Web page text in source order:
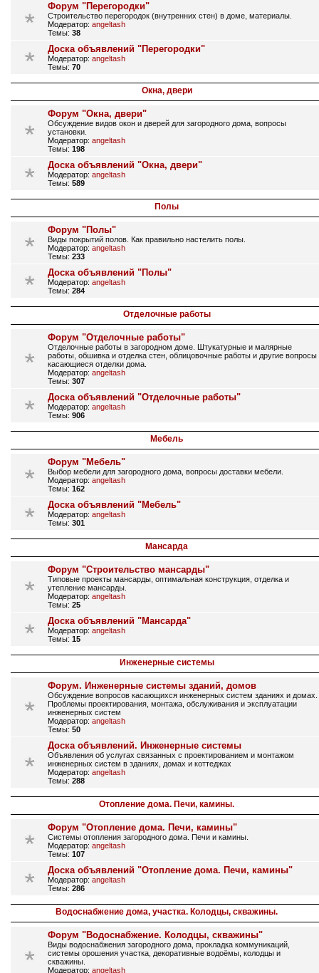
Форум "Перегородки"
Строительство перегородок (внутренних стен) в доме, материалы.
Модератор: angeltash
Темы: 38
Доска объявлений "Перегородки"
Модератор: angeltash
Темы: 70
Окна, двери
Форум "Окна, двери"
Обсуждение видов окон и дверей для загородного дома, вопросы
установки.
Модератор: angeltash
Темы: 198
Доска объявлений "Окна, двери"
Модератор: angeltash
Темы: 589
Полы
Форум "Полы"
Виды покрытий полов. Как правильно настелить полы.
Модератор: angeltash
Темы: 233
Доска объявлений "Полы"
Модератор: angeltash
Темы: 284
Отделочные работы
Форум "Отделочные работы"
Отделочные работы в загородном доме. Штукатурные и малярные
работы, обшивка и отделка стен, облицовочные работы и другие вопросы
касающиеся отделки дома.
Модератор: angeltash
Темы: 307
Доска объявлений "Отделочные работы"
Модератор: angeltash
Темы: 906
Мебель
Форум "Мебель"
Выбор мебели для загородного дома, вопросы доставки мебели.
Модератор: angeltash
Темы: 162
Доска объявлений "Мебель"
Модератор: angeltash
Темы: 301
Мансарда
Форум "Строительство мансарды"
Типовые проекты мансарды, оптимальная конструкция, отделка и
утепление мансарды.
Модератор: angeltash
Темы: 25
Доска объявлений "Мансарда"
Модератор: angeltash
Темы: 15
Инженерные системы
Форум. Инженерные системы зданий, домов
Обсуждение вопросов касающихся инженерных систем зданиях и домах.
Проблемы проектирования, монтажа, обслуживания и эксплуатации
инженерных систем
Модератор: angeltash
Темы: 50
Доска объявлений. Инженерные системы
Объявления об услугах связанных с проектированием и монтажом
инженерных систем в зданиях, домах и коттеджах
Модератор: angeltash
Темы: 288
Отопление дома. Печи, камины.
Форум "Отопление дома. Печи, камины"
Системы отопления загородного дома. Печи и камины.
Модератор: angeltash
Темы: 107
Доска объявлений "Отопление дома. Печи, камины"
Модератор: angeltash
Темы: 286
Водоснабжение дома, участка. Колодцы, скважины.
Форум "Водоснабжение. Колодцы, скважины"
Виды водоснабжения загородного дома, прокладка коммуникаций,
системы орошения участка, декоративные водоёмы, колодцы и
скважины.
Модератор: angeltash